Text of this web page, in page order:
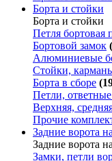
Борта и стойки
Борта и стойки
Петля бортовая
Бортовой замок
Алюминиевые
Стойки,
Борта в сборе
Петли,
Верхняя,
Прочие
Задние ворота
Задние ворота
Замки, петли